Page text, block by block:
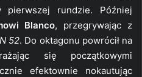
pierwszej rundzie. Później
Blanco, przegrywając z
52. Do oktagonu powrócił na
się początkowymi
efektownie nokautując